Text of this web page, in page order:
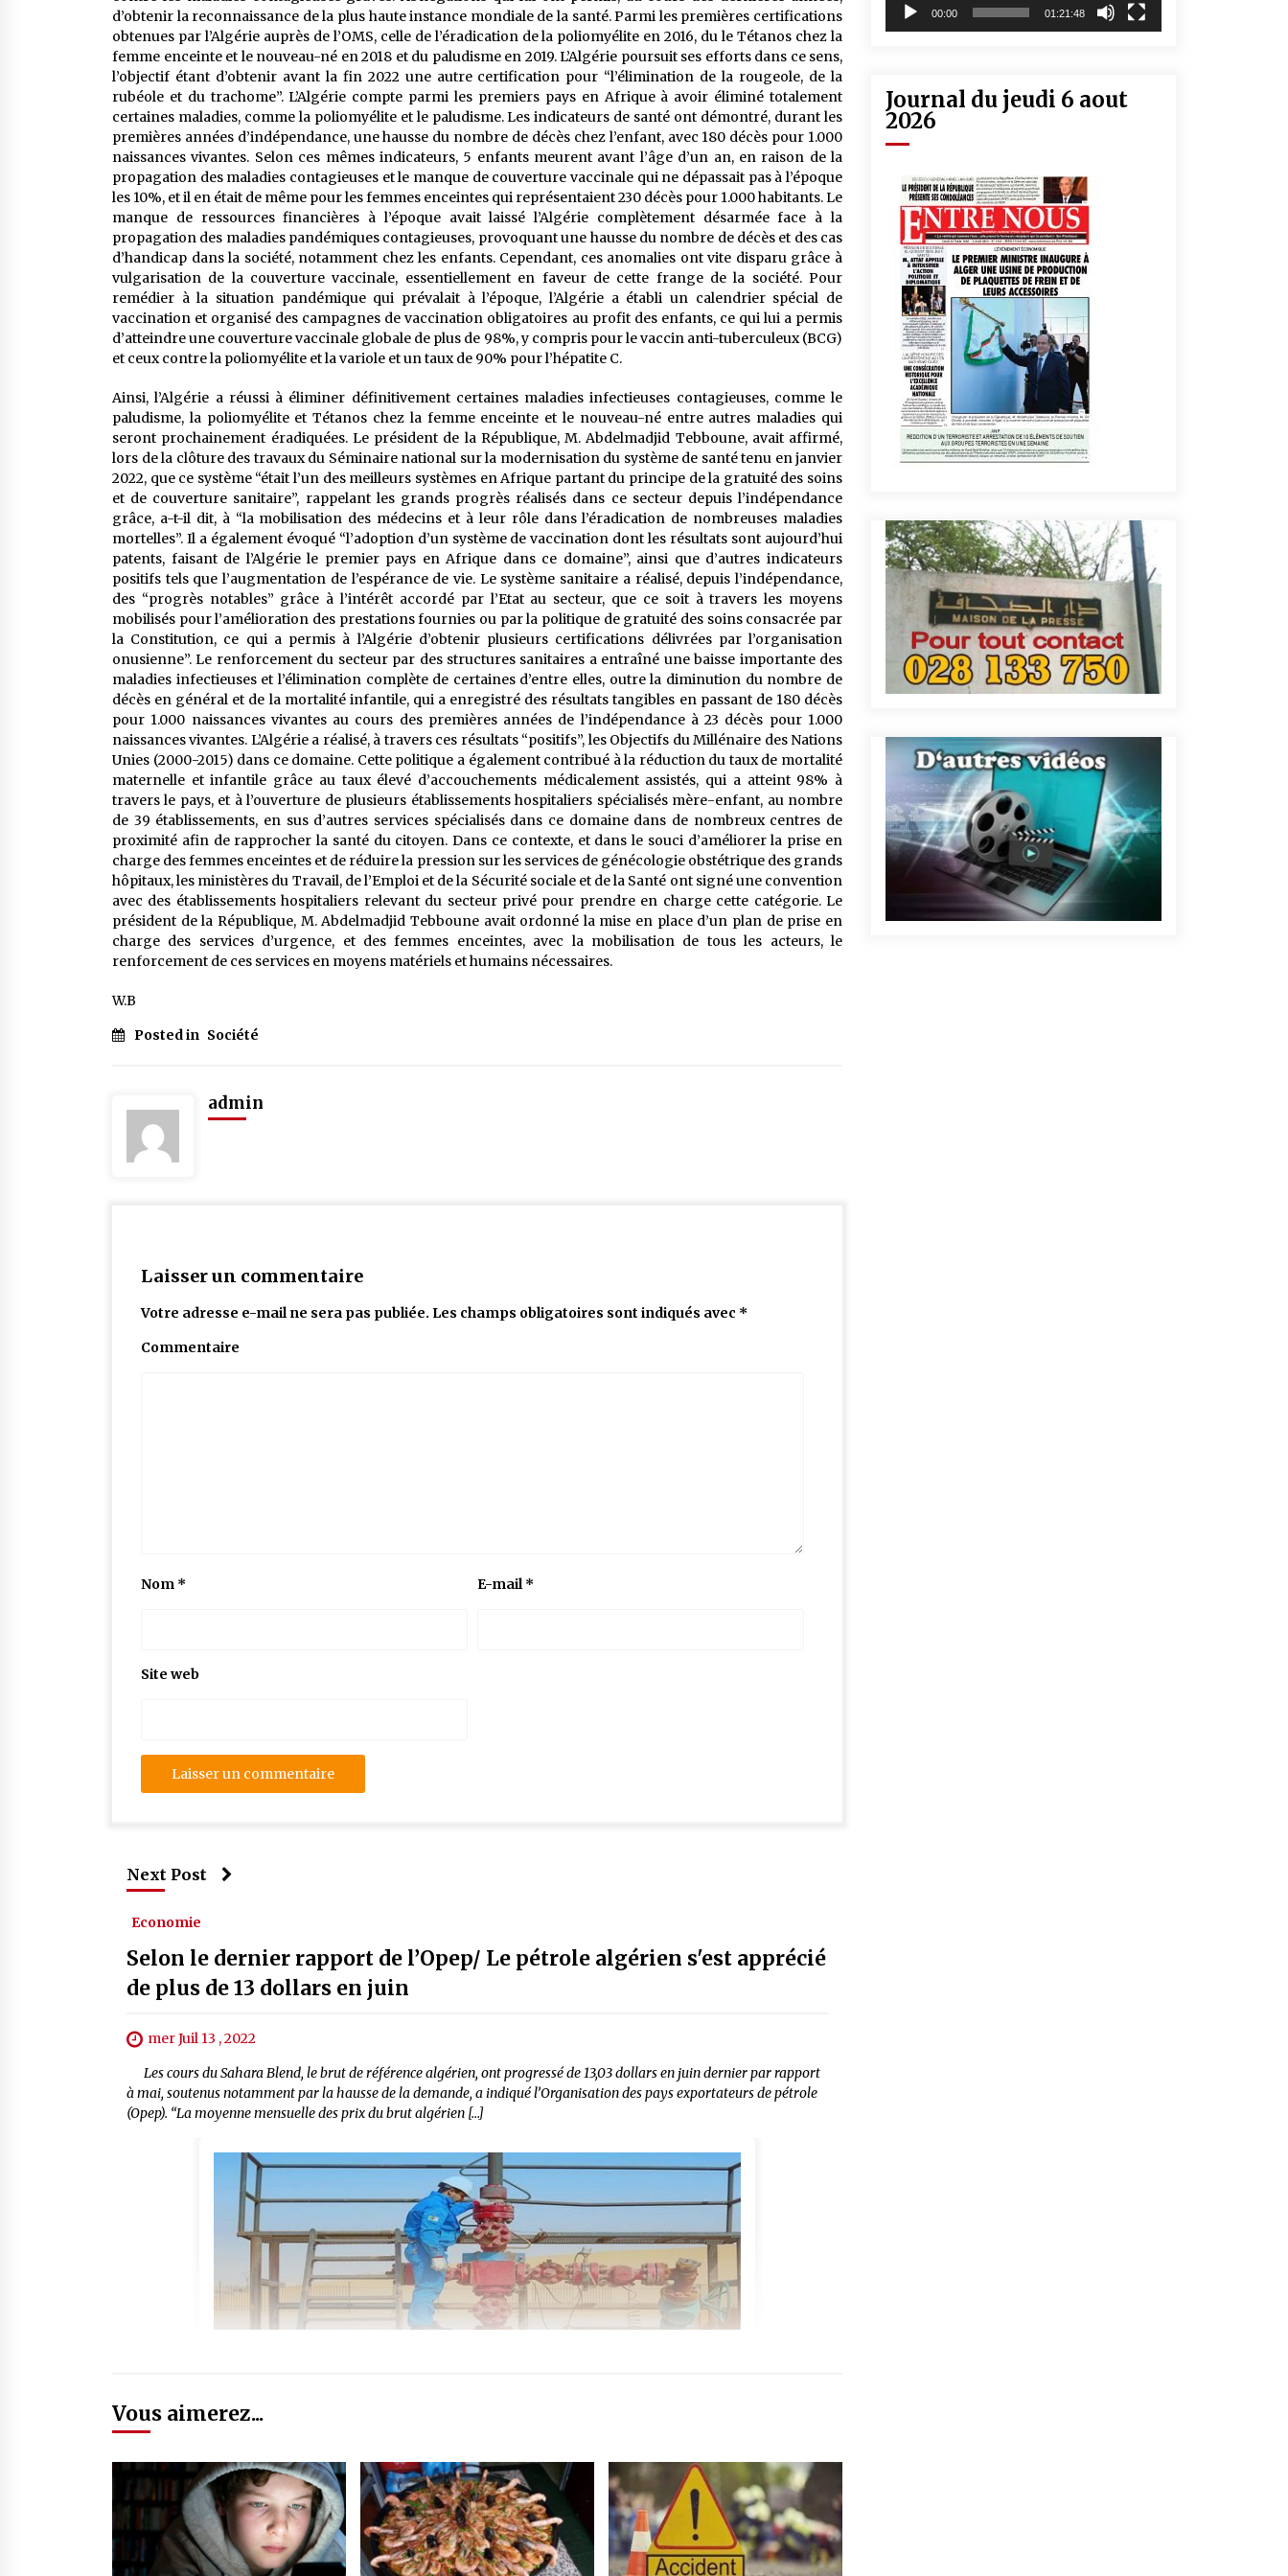
d’obtenir la reconnaissance de la plus haute instance mondiale de la santé. Parmi les premières certifications
obtenues par l’Algérie auprès de l’OMS, celle de l’éradication de la poliomyélite en 2016, du le Tétanos chez la
femme enceinte et le nouveau-né en 2018 et du paludisme en 2019. L’Algérie poursuit ses efforts dans ce sens,
l’objectif étant d’obtenir avant la fin 2022 une autre certification pour “l’élimination de la rougeole, de la
rubéole et du trachome”. L’Algérie compte parmi les premiers pays en Afrique à avoir éliminé totalement
certaines maladies, comme la poliomyélite et le paludisme. Les indicateurs de santé ont démontré, durant les
premières années d’indépendance, une hausse du nombre de décès chez l’enfant, avec 180 décès pour 1.000
naissances vivantes. Selon ces mêmes indicateurs, 5 enfants meurent avant l’âge d’un an, en raison de la
propagation des maladies contagieuses et le manque de couverture vaccinale qui ne dépassait pas à l’époque
les 10%, et il en était de même pour les femmes enceintes qui représentaient 230 décès pour 1.000 habitants. Le
manque de ressources financières à l’époque avait laissé l’Algérie complètement désarmée face à la
propagation des maladies pandémiques contagieuses, provoquant une hausse du nombre de décès et des cas
d’handicap dans la société, notamment chez les enfants. Cependant, ces anomalies ont vite disparu grâce à
vulgarisation de la couverture vaccinale, essentiellement en faveur de cette frange de la société. Pour
remédier à la situation pandémique qui prévalait à l’époque, l’Algérie a établi un calendrier spécial de
vaccination et organisé des campagnes de vaccination obligatoires au profit des enfants, ce qui lui a permis
d’atteindre une couverture vaccinale globale de plus de 98%, y compris pour le vaccin anti-tuberculeux (BCG)
et ceux contre la poliomyélite et la variole et un taux de 90% pour l’hépatite C.
Ainsi, l’Algérie a réussi à éliminer définitivement certaines maladies infectieuses contagieuses, comme le
paludisme, la poliomyélite et Tétanos chez la femme enceinte et le nouveau-né entre autres maladies qui
seront prochainement éradiquées. Le président de la République, M. Abdelmadjid Tebboune, avait affirmé,
lors de la clôture des travaux du Séminaire national sur la modernisation du système de santé tenu en janvier
2022, que ce système “était l’un des meilleurs systèmes en Afrique partant du principe de la gratuité des soins
et de couverture sanitaire”, rappelant les grands progrès réalisés dans ce secteur depuis l’indépendance
grâce, a-t-il dit, à “la mobilisation des médecins et à leur rôle dans l’éradication de nombreuses maladies
mortelles”. Il a également évoqué “l’adoption d’un système de vaccination dont les résultats sont aujourd’hui
patents, faisant de l’Algérie le premier pays en Afrique dans ce domaine”, ainsi que d’autres indicateurs
positifs tels que l’augmentation de l’espérance de vie. Le système sanitaire a réalisé, depuis l’indépendance,
des “progrès notables” grâce à l’intérêt accordé par l’Etat au secteur, que ce soit à travers les moyens
mobilisés pour l’amélioration des prestations fournies ou par la politique de gratuité des soins consacrée par
la Constitution, ce qui a permis à l’Algérie d’obtenir plusieurs certifications délivrées par l’organisation
onusienne”. Le renforcement du secteur par des structures sanitaires a entraîné une baisse importante des
maladies infectieuses et l’élimination complète de certaines d’entre elles, outre la diminution du nombre de
décès en général et de la mortalité infantile, qui a enregistré des résultats tangibles en passant de 180 décès
pour 1.000 naissances vivantes au cours des premières années de l’indépendance à 23 décès pour 1.000
naissances vivantes. L’Algérie a réalisé, à travers ces résultats “positifs”, les Objectifs du Millénaire des Nations
Unies (2000-2015) dans ce domaine. Cette politique a également contribué à la réduction du taux de mortalité
maternelle et infantile grâce au taux élevé d’accouchements médicalement assistés, qui a atteint 98% à
travers le pays, et à l’ouverture de plusieurs établissements hospitaliers spécialisés mère-enfant, au nombre
de 39 établissements, en sus d’autres services spécialisés dans ce domaine dans de nombreux centres de
proximité afin de rapprocher la santé du citoyen. Dans ce contexte, et dans le souci d’améliorer la prise en
charge des femmes enceintes et de réduire la pression sur les services de génécologie obstétrique des grands
hôpitaux, les ministères du Travail, de l’Emploi et de la Sécurité sociale et de la Santé ont signé une convention
avec des établissements hospitaliers relevant du secteur privé pour prendre en charge cette catégorie. Le
président de la République, M. Abdelmadjid Tebboune avait ordonné la mise en place d’un plan de prise en
charge des services d’urgence, et des femmes enceintes, avec la mobilisation de tous les acteurs, le
renforcement de ces services en moyens matériels et humains nécessaires.
W.B
Posted in Société
admin
Laisser un commentaire
Votre adresse e-mail ne sera pas publiée. Les champs obligatoires sont indiqués avec *
Commentaire
Nom * E-mail*
Site web
Next Post
Economie
Selon le dernier rapport de l’Opep/ Le pétrole algérien s'est apprécié
de plus de 13 dollars en juin
mer Juil 13 , 2022
Les cours du Sahara Blend, le brut de référence algérien, ont progressé de 13,03 dollars en juin dernier par rapport
à mai, soutenus notamment par la hausse de la demande, a indiqué l’Organisation des pays exportateurs de pétrole
(Opep). “La moyenne mensuelle des prix du brut algérien […]
Vous aimerez...
00:00 01:21:48
Journal du jeudi 6 aout
2026